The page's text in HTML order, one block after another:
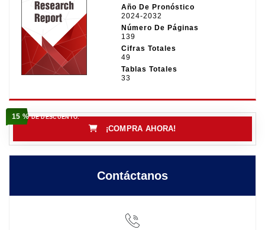
Año De Pronóstico
2024-2032
Número De Páginas
139
Cifras Totales
49
Tablas Totales
33
15 %DE DESCUENTO.
¡COMPRA AHORA!
Contáctanos